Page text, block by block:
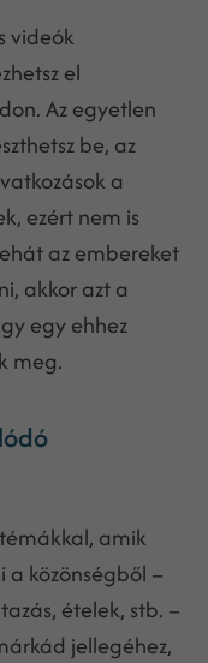
videók
el
Az egyetlen
be, az
a
ezért nem is
az embereket
akkor azt a
egy ehhez
meg.
amik
közönségből –
ételek, stb. –
jellegéhez,